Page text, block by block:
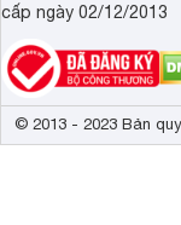
cấp ngày 02/12/2013
© 2013 - 2023 Bản